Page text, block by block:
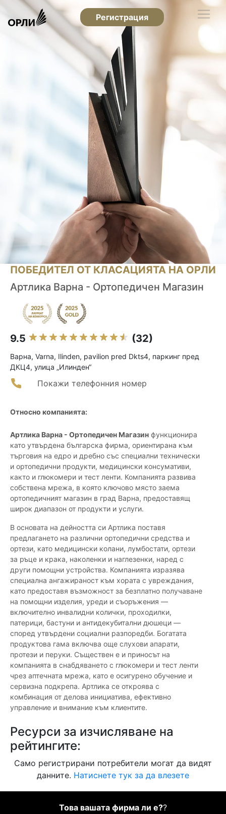
Регистрация
ПОБЕДИТЕЛ ОТ КЛАСАЦИЯТА НА ОРЛИ
Артлика Варна - Ортопедичен Магазин
9.5 (32)
Варна, Varna, Ilinden, pavilion pred Dkts4, паркинг пред
ДКЦ4, улица „Илинден“
Покажи телефонния номер
Относно компанията:
Артлика Варна - Ортопедичен Магазин функционира
като утвърдена българска фирма, ориентирана към
търговия на едро и дребно със специални технически
и ортопедични продукти, медицински консумативи,
както и глюкомери и тест ленти. Компанията развива
собствена мрежа, в която ключово място заема
ортопедичният магазин в град Варна, предоставящ
широк диапазон от продукти и услуги.
В основата на дейността си Артлика поставя
предлагането на различни ортопедични средства и
ортези, като медицински колани, лумбостати, ортези
за ръце и крака, наколенки и наглезенки, наред с
други помощни устройства. Компанията изразява
специална ангажираност към хората с увреждания,
като предоставя възможност за безплатно получаване
на помощни изделия, уреди и съоръжения —
включително инвалидни колички, проходилки,
патерици, бастуни и антидекубитални дюшеци —
според утвърдени социални разпоредби. Богатата
продуктова гама включва още слухови апарати,
протези и перуки. Съществен е и приносът на
компанията в снабдяването с глюкомери и тест ленти
чрез аптечната мрежа, като е осигурено обучение и
сервизна подкрепа. Артлика се откроява с
комбинация от делова инициатива, ефективно
управление и внимание към клиентите.
Ресурси за изчисляване на
рейтингите:
Само регистрирани потребители могат да видят
данните. Натиснете тук за да влезете
Това вашата фирма ли е??